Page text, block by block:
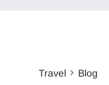
Blog
Travel